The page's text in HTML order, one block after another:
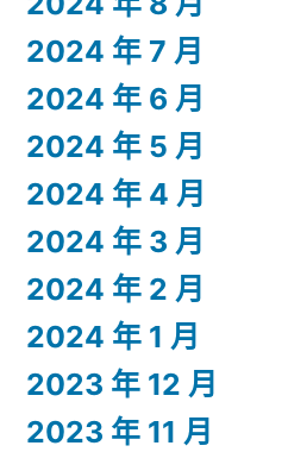
2024 年 7 月
2024 年 6 月
2024 年 5 月
2024 年 4 月
2024 年 3 月
2024 年 2 月
2024 年 1 月
2023 年 12 月
2023 年 11 月